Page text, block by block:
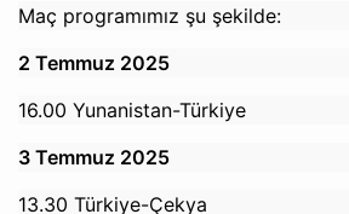
Maç programımız şu şekilde:
2 Temmuz 2025
16.00 Yunanistan-Türkiye
3 Temmuz 2025
13.30 Türkiye-Çekya